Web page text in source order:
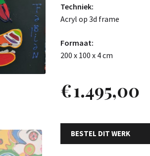
Techniek:
Acryl op 3d frame
Formaat:
200 x 100 x 4 cm
€1.495,00
BESTEL DIT WERK